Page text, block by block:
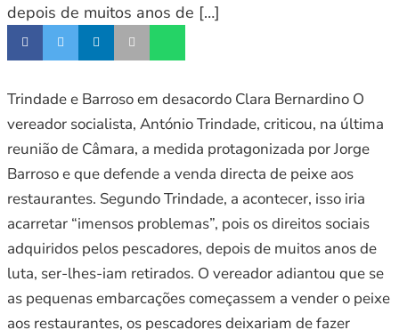
depois de muitos anos de […]
Trindade e Barroso em desacordo Clara Bernardino O
vereador socialista, António Trindade, criticou, na última
reunião de Câmara, a medida protagonizada por Jorge
Barroso e que defende a venda directa de peixe aos
restaurantes. Segundo Trindade, a acontecer, isso iria
acarretar “imensos problemas”, pois os direitos sociais
adquiridos pelos pescadores, depois de muitos anos de
luta, ser-lhes-iam retirados. O vereador adiantou que se
as pequenas embarcações começassem a vender o peixe
aos restaurantes, os pescadores deixariam de fazer